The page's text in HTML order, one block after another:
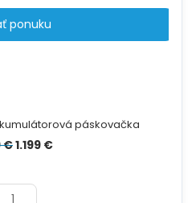
ponuku
páskovačka
€Pôvodná
1.199 €Aktuálna